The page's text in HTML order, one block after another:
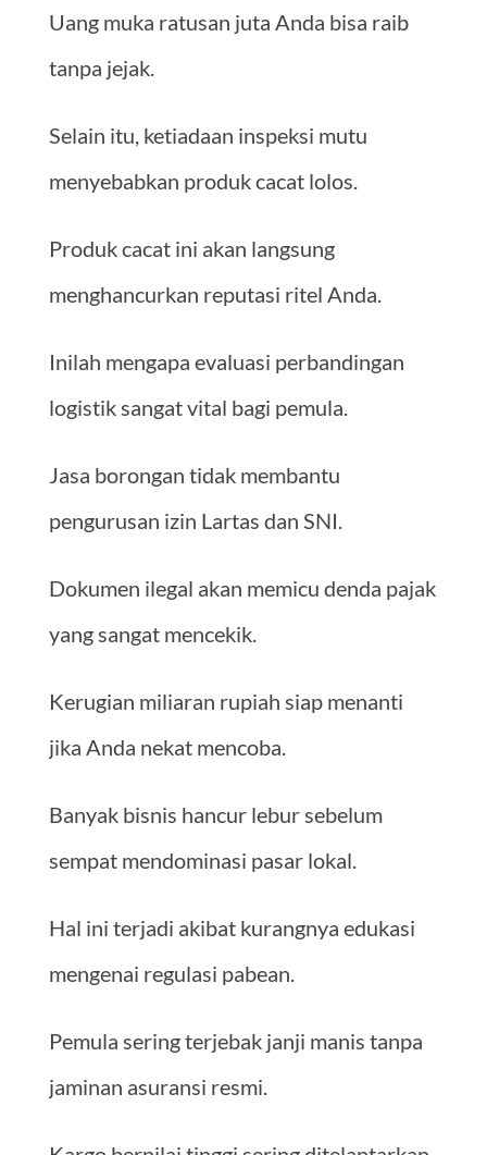
Uang muka ratusan juta Anda bisa raib
tanpa jejak.
Selain itu, ketiadaan inspeksi mutu
menyebabkan produk cacat lolos.
Produk cacat ini akan langsung
menghancurkan reputasi ritel Anda.
Inilah mengapa evaluasi perbandingan
logistik sangat vital bagi pemula.
Jasa borongan tidak membantu
pengurusan izin Lartas dan SNI.
Dokumen ilegal akan memicu denda pajak
yang sangat mencekik.
Kerugian miliaran rupiah siap menanti
jika Anda nekat mencoba.
Banyak bisnis hancur lebur sebelum
sempat mendominasi pasar lokal.
Hal ini terjadi akibat kurangnya edukasi
mengenai regulasi pabean.
Pemula sering terjebak janji manis tanpa
jaminan asuransi resmi.